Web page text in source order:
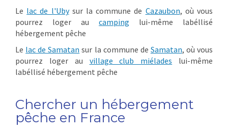
Le lac de l'Ubysur la commune de Cazaubon, où vous
pourrez loger au camping lui-même labéllisé
hébergement pêche
Le lac de Samatan sur la commune de Samatan, où vous
pourrez loger au village club miélades
lui-même
labéllisé hébergement pêche
Chercher un hébergement
pêche en France